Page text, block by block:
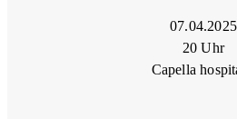
07.04.2025
20 Uhr
Capella